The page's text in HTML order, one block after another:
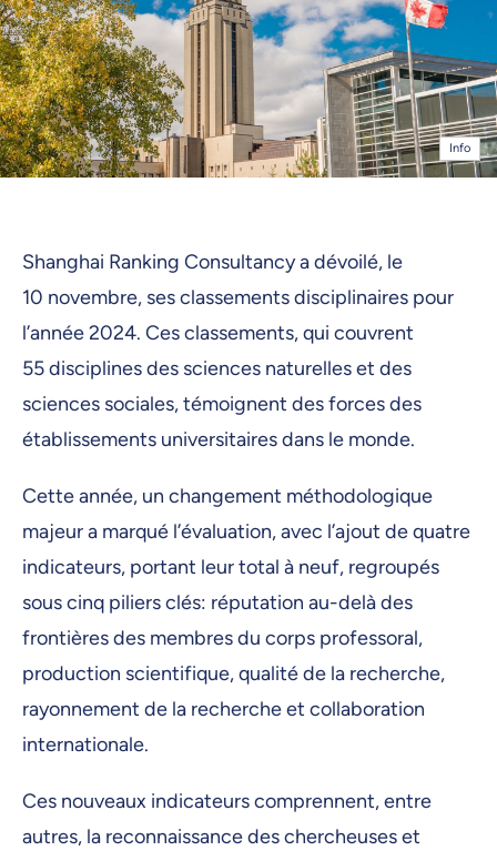
Info
Shanghai Ranking Consultancy a dévoilé, le
10 novembre, ses classements disciplinaires pour
l’année 2024. Ces classements, qui couvrent
55 disciplines des sciences naturelles et des
sciences sociales, témoignent des forces des
établissements universitaires dans le monde.
Cette année, un changement méthodologique
majeur a marqué l’évaluation, avec l’ajout de quatre
indicateurs, portant leur total à neuf, regroupés
sous cinq piliers clés: réputation au-delà des
frontières des membres du corps professoral,
production scientifique, qualité de la recherche,
rayonnement de la recherche et collaboration
internationale.
Ces nouveaux indicateurs comprennent, entre
autres, la reconnaissance des chercheuses et